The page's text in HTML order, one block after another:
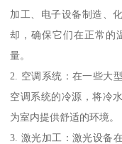
加工、电子设备制造、
却，确保它们在正常的
量。
2. 空调系统：在一些大
空调系统的冷源，将冷
为室内提供舒适的环境。
3. 激光加工：激光设备